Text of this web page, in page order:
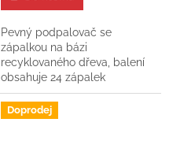
Pevný podpalovač se
zápalkou na bázi
recyklovaného dřeva, balení
obsahuje 24 zápalek
Doprodej